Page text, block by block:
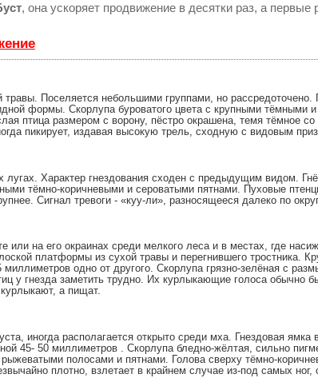
, она ускоряет продвижение в десятки раз, а
травы. Поселяется небольшими группами, но
формы. Скорлупа буроватого цвета с крупными тёмными
птица размером с ворону, пёстро окрашена, темя тёмное
пикирует, издавая высокую трель, сходную с видовым
Характер гнездования сходен с предыдущим видом.
тёмно-коричневыми и сероватыми пятнами. Пуховые
Сигнал тревоги - «куу-ли», разносящееся далеко по
или на его окраинах среди мелкого леса и в местах, где
платформы из сухой травы и перегнившего тростника.
миллиметроводно от другого. Скорлупа грязно-зелёная с
у гнезда заметить трудно. Их курлыкающие голоса обычно
а пищат.
иногда располагается открыто среди мха. Гнездовая
45- 50 миллиметров. Скорлупа бледно-жёлтая, сильно
полосами и пятнами. Голова сверху тёмно-
плотно, взлетает в крайнем случае из-под самых ног,